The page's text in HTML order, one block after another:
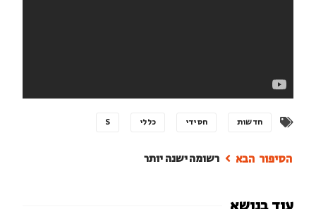
חדשות חסידי כללי S
רשומה ישנה יותר